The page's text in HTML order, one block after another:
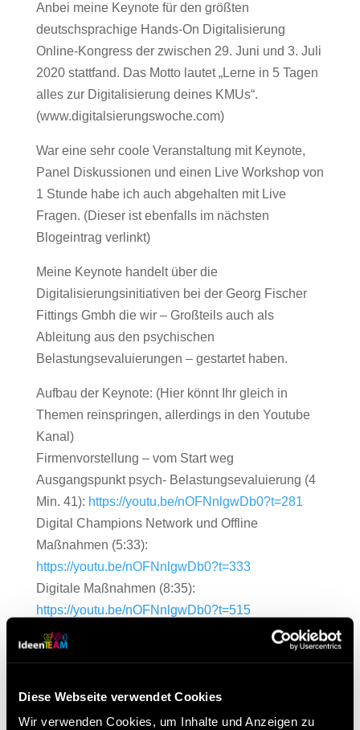
Diese Webseite verwendet Cookies
Wir verwenden Cookies, um Inhalte und Anzeigen zu
Anbei meine Keynote für den größten
deutschsprachige Hands-On Digitalisierung
Online-Kongress der zwischen 29. Juni und 3. Juli
2020 stattfand. Das Motto lautet „Lerne in 5 Tagen
alles zur Digitalisierung deines KMUs“.
(www.digitalsierungswoche.com)
War eine sehr coole Veranstaltung mit Keynote,
Panel Diskussionen und einen Live Workshop von
1 Stunde habe ich auch abgehalten mit Live
Fragen. (Dieser ist ebenfalls im nächsten
Blogeintrag verlinkt)
Meine Keynote handelt über die
Digitalisierungsinitiativen bei der Georg Fischer
Fittings Gmbh die wir – Großteils auch als
Ableitung aus den psychischen
Belastungsevaluierungen – gestartet haben.
Aufbau der Keynote: (Hier könnt Ihr gleich in
Themen reinspringen, allerdings in den Youtube
Kanal)
Firmenvorstellung – vom Start weg
Ausgangspunkt psych- Belastungsevaluierung (4
Min. 41): https://youtu.be/nOFNnlgwDb0?t=281
Digital Champions Network und Offline
Maßnahmen (5:33):
https://youtu.be/nOFNnlgwDb0?t=333
Digitale Maßnahmen (8:35):
https://youtu.be/nOFNnlgwDb0?t=515
Digitales Ideenmanagement / KVP (11:20):
https://youtu.be/nOFNnlgwDb0?t=680
t=2186